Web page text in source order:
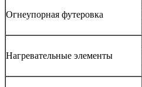
Огнеупорная футеровка
Нагревательные элементы